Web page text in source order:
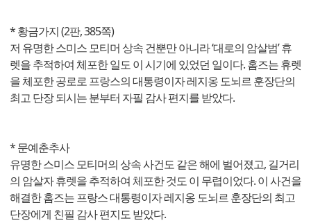
* 황금가지 (2판, 385쪽)
저 유명한 스미스 모티머 상속 건뿐만 아니라 ‘대로의 암살범’ 휴
렛을 추적하여 체포한 일도 이 시기에 있었던 일이다. 홈즈는 휴렛
을 체포한 공로로 프랑스의 대통령이자 레지옹 도뇌르 훈장단의
최고 단장 되시는 분부터 자필 감사 편지를 받았다.
* 문예춘추사
유명한 스미스 모티머의 상속 사건도 같은 해에 벌어졌고, 길거리
의 암살자 휴렛을 추적하여 체포한 것도 이 무렵이었다. 이 사건을
해결한 홈즈는 프랑스 대통령이자 레지옹 도뇌르 훈장단의 최고
단장에게 친필 감사 편지도 받았다.